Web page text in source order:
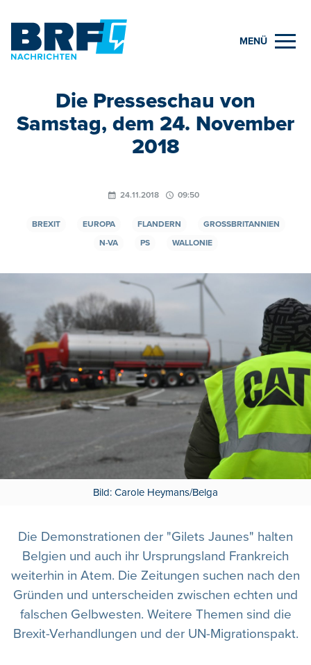
MENÜ
Die Presseschau von
Samstag, dem 24. November
2018
24.11.2018 09:50
BREXIT EUROPA FLANDERN
GROSSBRITANNIEN
N-VA
PS WALLONIE
Bild: Carole Heymans/Belga
Die Demonstrationen der "Gilets Jaunes" halten
Belgien und auch ihr Ursprungsland Frankreich
weiterhin in Atem. Die Zeitungen suchen nach den
Gründen und unterscheiden zwischen echten und
falschen Gelbwesten. Weitere Themen sind die
Brexit-Verhandlungen und der UN-Migrationspakt.